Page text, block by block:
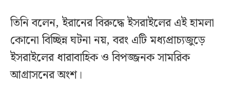
তিনি বলেন, ইরানের বিরুদ্ধে ইসরাইলের এই হামলা
কোনো বিচ্ছিন্ন ঘটনা নয়, বরং এটি মধ্যপ্রাচ্যজুড়ে
ইসরাইলের ধারাবাহিক ও বিপজ্জনক সামরিক
আগ্রাসনের অংশ।